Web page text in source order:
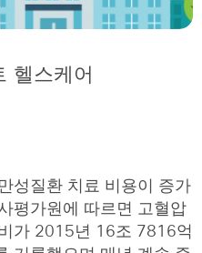
헬스케어
성질환 치료 비용이 증가
평가원에 따르면 고혈압
가 2015년 16조 7816억